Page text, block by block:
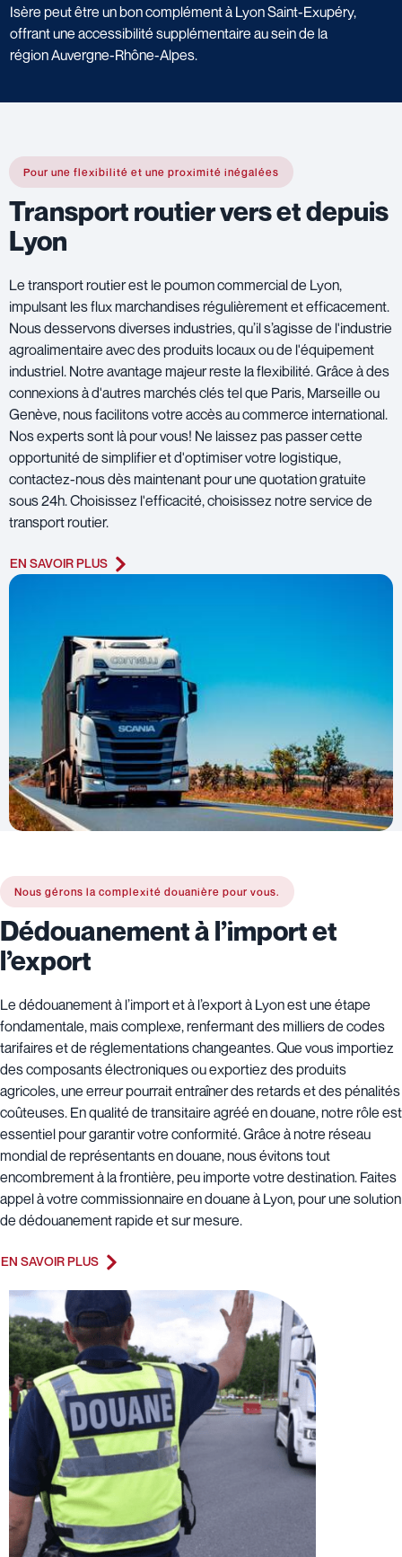
Isère peut être un bon complément à Lyon Saint-Exupéry,
offrant une accessibilité supplémentaire au sein de la
région Auvergne-Rhône-Alpes.
Pour une flexibilité et une proximité inégalées
Transport routier vers et depuis
Lyon
Le transport routier est le poumon commercial de Lyon,
impulsant les flux marchandises régulièrement et efficacement.
Nous desservons diverses industries, qu’il s’agisse de l'industrie
agroalimentaire avec des produits locaux ou de l'équipement
industriel. Notre avantage majeur reste la flexibilité. Grâce à des
connexions à d'autres marchés clés tel que Paris, Marseille ou
Genève, nous facilitons votre accès au commerce international.
Nos experts sont là pour vous! Ne laissez pas passer cette
opportunité de simplifier et d'optimiser votre logistique,
contactez-nous dès maintenant pour une quotation gratuite
sous 24h. Choisissez l'efficacité, choisissez notre service de
transport routier.
EN SAVOIR PLUS
Nous gérons la complexité douanière pour vous.
Dédouanement à l’import et
l’export
Le dédouanement à l’import et à l’export à Lyon est une étape
fondamentale, mais complexe, renfermant des milliers de codes
tarifaires et de réglementations changeantes. Que vous importiez
des composants électroniques ou exportiez des produits
agricoles, une erreur pourrait entraîner des retards et des pénalités
coûteuses. En qualité de transitaire agréé en douane, notre rôle est
essentiel pour garantir votre conformité. Grâce à notre réseau
mondial de représentants en douane, nous évitons tout
encombrement à la frontière, peu importe votre destination. Faites
appel à votre commissionnaire en douane à Lyon, pour une solution
de dédouanement rapide et sur mesure.
EN SAVOIR PLUS